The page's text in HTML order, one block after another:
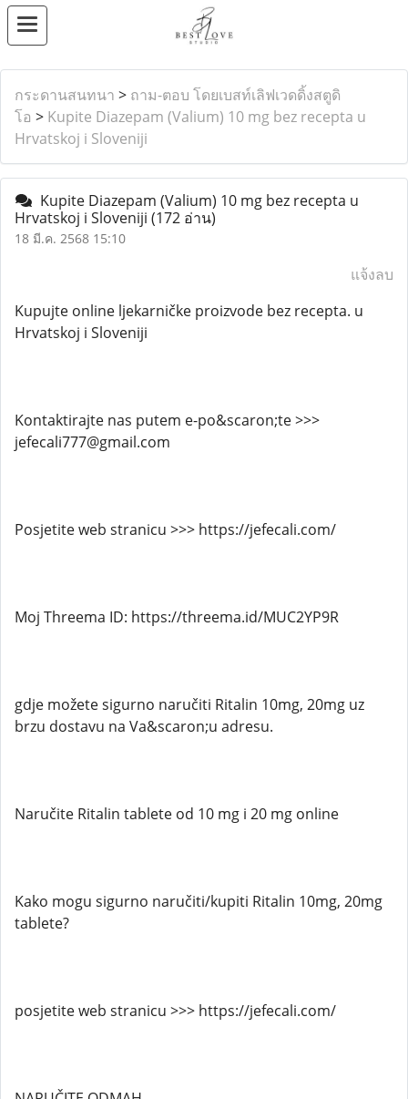
กระดานสนทนา > ถาม-ตอบ โดยเบสท์เลิฟเวดดิ้งสตูดิ
โอ > Kupite Diazepam (Valium) 10 mg bez recepta u
Hrvatskoj i Sloveniji
Kupite Diazepam (Valium) 10 mg bez recepta u
Hrvatskoj i Sloveniji (172 อ่าน)
18 มี.ค. 2568 15:10
แจ้งลบ
Kupujte online ljekarničke proizvode bez recepta. u
Hrvatskoj i Sloveniji
Kontaktirajte nas putem e-po&scaron;te >>>
jefecali777@gmail.com
Posjetite web stranicu >>> https://jefecali.com/
Moj Threema ID: https://threema.id/MUC2YP9R
gdje možete sigurno naručiti Ritalin 10mg, 20mg uz
brzu dostavu na Va&scaron;u adresu.
Naručite Ritalin tablete od 10 mg i 20 mg online
Kako mogu sigurno naručiti/kupiti Ritalin 10mg, 20mg
tablete?
posjetite web stranicu >>> https://jefecali.com/